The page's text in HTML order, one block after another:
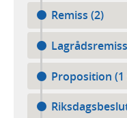
Remiss (2)
Proposition (1